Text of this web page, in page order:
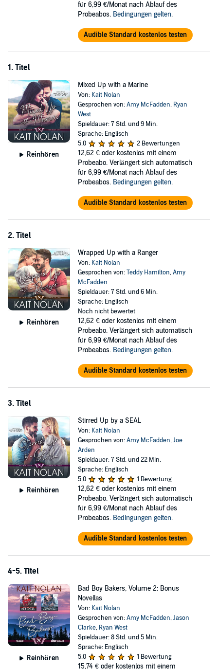
für 6,99 €/Monat nach Ablauf des
Probeabos. Bedingungen gelten.
Audible Standard kostenlos testen
1. Titel
Reinhören
Mixed Up with a Marine
Von: Kait Nolan
Gesprochen von:Amy McFadden, Ryan
West
Spieldauer: 7 Std. und 9 Min.
Sprache: Englisch
5,0
2 Bewertungen
12,62 € oder kostenlos mit einem
Probeabo. Verlängert sich automatisch
für 6,99 €/Monat nach Ablauf des
Probeabos. Bedingungen gelten.
Audible Standard kostenlos testen
2. Titel
Reinhören
Wrapped Up with a Ranger
Von: Kait Nolan
Gesprochen von:Teddy Hamilton,Amy
McFadden
Spieldauer: 7 Std. und 6 Min.
Sprache: Englisch
Noch nicht bewertet
12,62 € oder kostenlos mit einem
Probeabo. Verlängert sich automatisch
für 6,99 €/Monat nach Ablauf des
Probeabos. Bedingungen gelten.
Audible Standard kostenlos testen
3. Titel
Reinhören
Stirred Up by a SEAL
Von: Kait Nolan
Gesprochen von:Amy McFadden,Joe
Arden
Spieldauer: 7 Std. und 22 Min.
Sprache: Englisch
5,0
1 Bewertung
12,62 € oder kostenlos mit einem
Probeabo. Verlängert sich automatisch
für 6,99 €/Monat nach Ablauf des
Probeabos. Bedingungen gelten.
Audible Standard kostenlos testen
4-5. Titel
Reinhören
Bad Boy Bakers, Volume 2: Bonus
Novellas
Von: Kait Nolan
Gesprochen von:Amy McFadden,Jason
Clarke, Ryan West
Spieldauer: 8 Std. und 5 Min.
Sprache: Englisch
5,0
1 Bewertung
15,74 € oder kostenlos mit einem